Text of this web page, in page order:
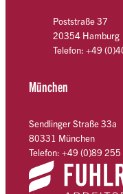
Poststraße 37
20354 Hamburg
Telefon: +49
München
Sendlinger Straße 33a
80331 München
Telefon: +49 (0)89